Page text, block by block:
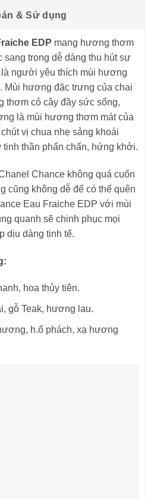
& Sử dụng
EDP mang hương thơm
trọng dễ dàng thu hút sự
người yêu thích mùi hương
Mùi hương đặc trưng của chai
thơm cỏ cây đầy sức sống,
là mùi hương thơm mát của
vị chua nhẹ sảng khoái
tinh thần phấn chấn, hứng khởi.
Chance không quá cuốn
cũng không dễ để có thể quên
Eau Fraiche EDP với mùi
quanh sẽ chinh phục mọi
dịu dàng tinh tế.
hoa thủy tiên.
gỗ Teak, hương lau.
h.ổ phách, xạ hương